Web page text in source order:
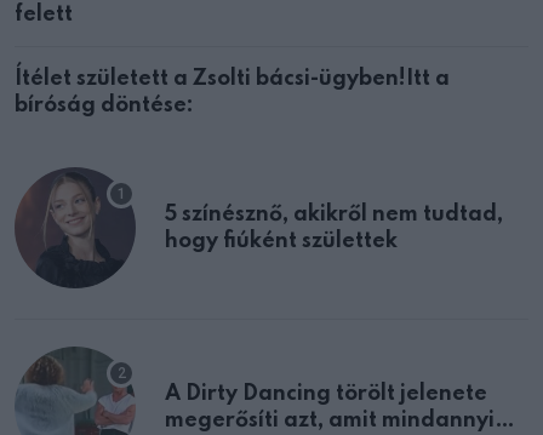
felett
Ítélet született a Zsolti bácsi-ügyben!Itt a
bíróság döntése:
5 színésznő, akikről nem tudtad,
hogy fiúként születtek
A Dirty Dancing törölt jelenete
megerősíti azt, amit mindannyian